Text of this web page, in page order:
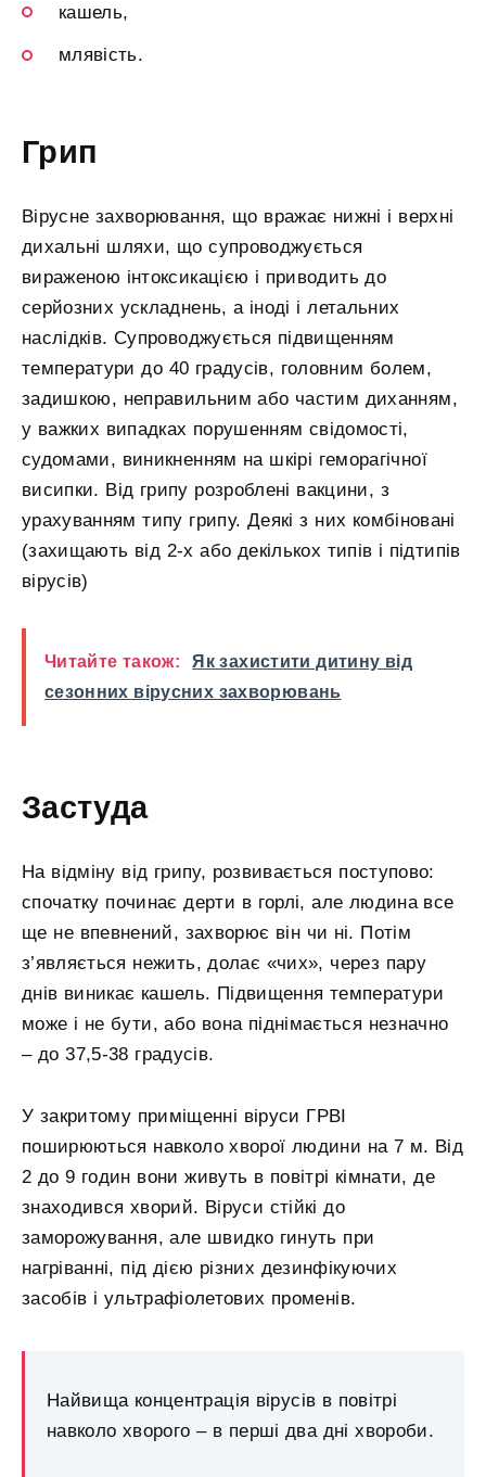
кашель,
млявість.
Грип
Вірусне захворювання, що вражає нижні і верхні
дихальні шляхи, що супроводжується
вираженою інтоксикацією і приводить до
серйозних ускладнень, а іноді і летальних
наслідків. Супроводжується підвищенням
температури до 40 градусів, головним болем,
задишкою, неправильним або частим диханням,
у важких випадках порушенням свідомості,
судомами, виникненням на шкірі геморагічної
висипки. Від грипу розроблені вакцини, з
урахуванням типу грипу. Деякі з них комбіновані
(захищають від 2-х або декількох типів і підтипів
вірусів)
Читайте також:
Як захистити дитину від
сезонних вірусних захворювань
Застуда
На відміну від грипу, розвивається поступово:
спочатку починає дерти в горлі, але людина все
ще не впевнений, захворює він чи ні. Потім
з’являється нежить, долає «чих», через пару
днів виникає кашель. Підвищення температури
може і не бути, або вона піднімається незначно
– до 37,5-38 градусів.
У закритому приміщенні віруси ГРВІ
поширюються навколо хворої людини на 7 м. Від
2 до 9 годин вони живуть в повітрі кімнати, де
знаходився хворий. Віруси стійкі до
заморожування, але швидко гинуть при
нагріванні, під дією різних дезинфікуючих
засобів і ультрафіолетових променів.
Найвища концентрація вірусів в повітрі
навколо хворого – в перші два дні хвороби.